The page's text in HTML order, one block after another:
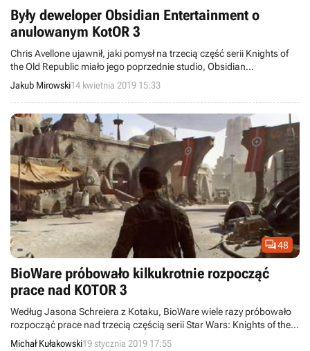
Były deweloper Obsidian Entertainment o
anulowanym KotOR 3
Chris Avellone ujawnił, jaki pomysł na trzecią część serii Knights of
the Old Republic miało jego poprzednie studio, Obsidian
Entertainment. Graczy ominął m.in. pościg za Darthem Revanem i
bitwy z pradawnymi lordami Sithów.
Jakub Mirowski14 kwietnia 2019 15:33
48
BioWare próbowało kilkukrotnie rozpocząć
prace nad KOTOR 3
Według Jasona Schreiera z Kotaku, BioWare wiele razy próbowało
rozpocząć prace nad trzecią częścią serii Star Wars: Knights of the
Old Republic. Studio nie miało jednak szczęścia, bowiem projekt był
Michał Kułakowski19 stycznia 2019 17:55